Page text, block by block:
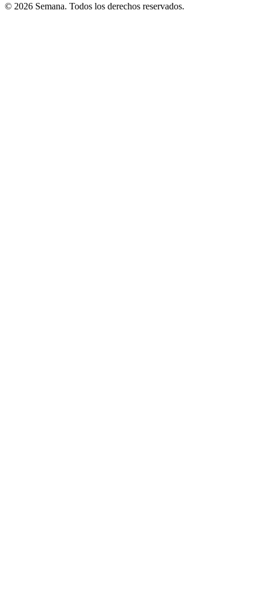
© 2026 Semana. Todos los derechos reservados.